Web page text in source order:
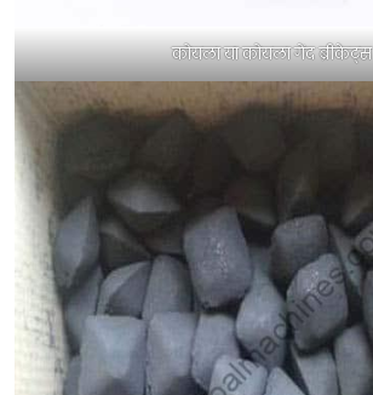
कोयला या कोयला गेंद ब्रीकेट्स